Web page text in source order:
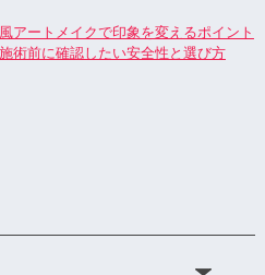
アートメイクで印象を変えるポイント
術前に確認したい安全性と選び方